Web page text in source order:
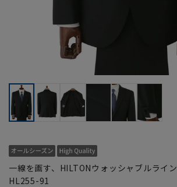
一線を画す、HILTONウォッシャブルライン
HL255-91